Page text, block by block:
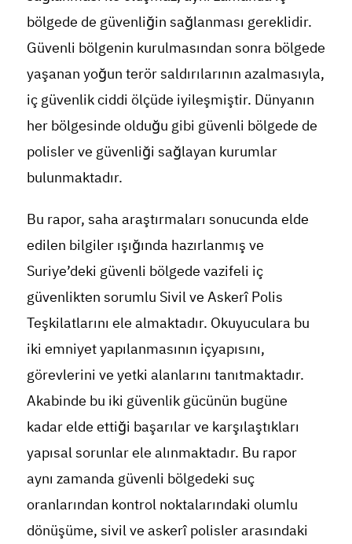
bölgede de güvenliğin sağlanması gereklidir.
Güvenli bölgenin kurulmasından sonra bölgede
yaşanan yoğun terör saldırılarının azalmasıyla,
iç güvenlik ciddi ölçüde iyileşmiştir. Dünyanın
her bölgesinde olduğu gibi güvenli bölgede de
polisler ve güvenliği sağlayan kurumlar
bulunmaktadır.
Bu rapor, saha araştırmaları sonucunda elde
edilen bilgiler ışığında hazırlanmış ve
Suriye’deki güvenli bölgede vazifeli iç
güvenlikten sorumlu Sivil ve Askerî Polis
Teşkilatlarını ele almaktadır. Okuyuculara bu
iki emniyet yapılanmasının içyapısını,
görevlerini ve yetki alanlarını tanıtmaktadır.
Akabinde bu iki güvenlik gücünün bugüne
kadar elde ettiği başarılar ve karşılaştıkları
yapısal sorunlar ele alınmaktadır. Bu rapor
aynı zamanda güvenli bölgedeki suç
oranlarından kontrol noktalarındaki olumlu
dönüşüme, sivil ve askerî polisler arasındaki